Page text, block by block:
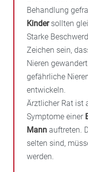
Behandlung
Kindersollten
Starke
Zeichen sein,
Nieren
gefährliche
entwickeln.
Ärztlicher Rat ist
Symptome einer
Mann auftreten.
selten sind,
werden.